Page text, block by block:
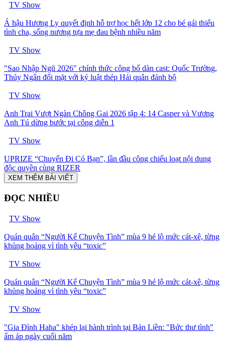
TV Show
Á hậu Hương Ly quyết định hỗ trợ học hết lớp 12 cho bé gái thiếu
tình cha, sống nương tựa mẹ đau bệnh nhiều năm
TV Show
"Sao Nhập Ngũ 2026" chính thức công bố dàn cast: Quốc Trường,
Thúy Ngân đối mặt với kỷ luật thép Hải quân đánh bộ
TV Show
Anh Trai Vượt Ngàn Chông Gai 2026 tập 4: 14 Casper và Vương
Anh Tú dừng bước tại công diễn 1
TV Show
UPRIZE “Chuyến Đi Có Bạn”, lần đầu công chiếu loạt nội dung
độc quyền cùng RIZER
XEM THÊM BÀI VIẾT
ĐỌC NHIỀU
TV Show
Quán quân “Người Kể Chuyện Tình” mùa 9 hé lộ mức cát-xê, từng
khủng hoảng vì tình yêu “toxic”
TV Show
Quán quân “Người Kể Chuyện Tình” mùa 9 hé lộ mức cát-xê, từng
khủng hoảng vì tình yêu “toxic”
TV Show
"Gia Đình Haha" khép lại hành trình tại Bản Liền: "Bức thư tình"
ấm áp ngày cuối năm